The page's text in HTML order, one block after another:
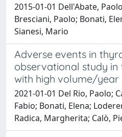
2015-01-01 Dell'Abate,
Bresciani, Paolo; Bonati,
Sianesi, Mario
Adverse events in
observational study in
with high volume/year
2021-01-01 Del Rio, Paolo;
Fabio; Bonati, Elena;
Radica, Margherita; Calò,